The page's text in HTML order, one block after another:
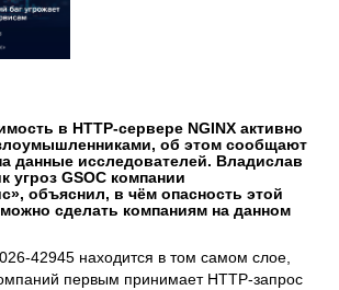
в HTTP-сервере NGINX активно
об этом сообщают
данные исследователей. Владислав
угроз GSOC компании
объяснил, в чём опасность этой
сделать компаниям на данном
42945 находится в том самом слое,
первым принимает HTTP-запрос